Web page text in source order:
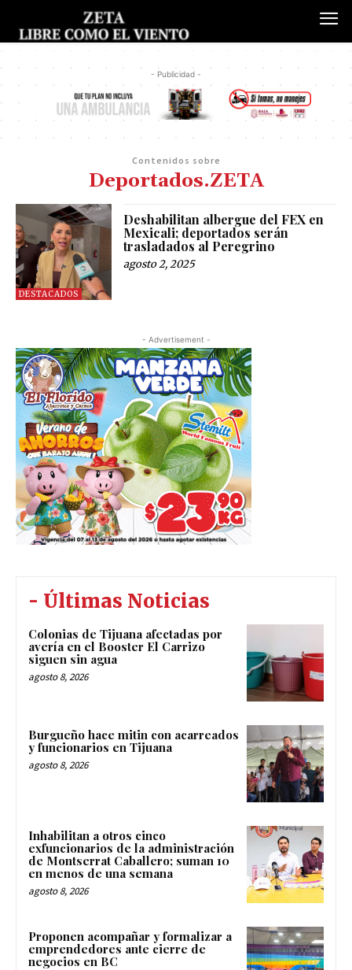
- Publicidad -
Contenidos sobre
Deportados.ZETA
DESTACADOS
Deshabilitan albergue del FEX en
Mexicali; deportados serán
trasladados al Peregrino
agosto 2, 2025
- Advertisement -
- Últimas Noticias
Colonias de Tijuana afectadas por
avería en el Booster El Carrizo
siguen sin agua
agosto 8, 2026
Burgueño hace mitin con acarreados
y funcionarios en Tijuana
agosto 8, 2026
Inhabilitan a otros cinco
exfuncionarios de la administración
de Montserrat Caballero; suman 10
en menos de una semana
agosto 8, 2026
Proponen acompañar y formalizar a
emprendedores ante cierre de
negocios en BC